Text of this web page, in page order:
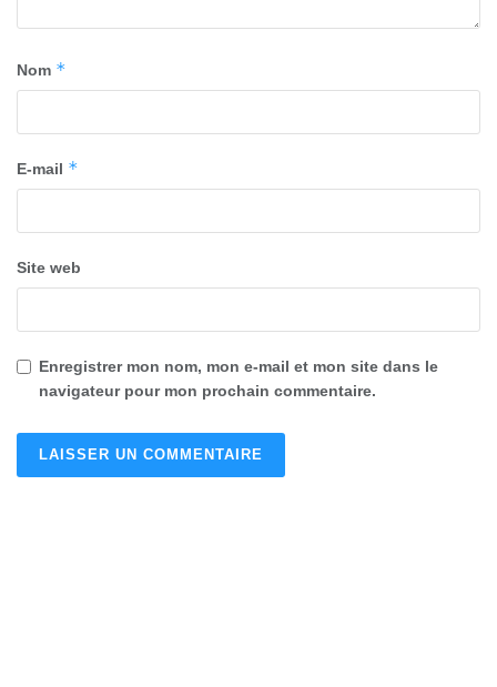
Nom *
E-mail *
Site web
Enregistrer mon nom, mon e-mail et mon site dans le
navigateur pour mon prochain commentaire.